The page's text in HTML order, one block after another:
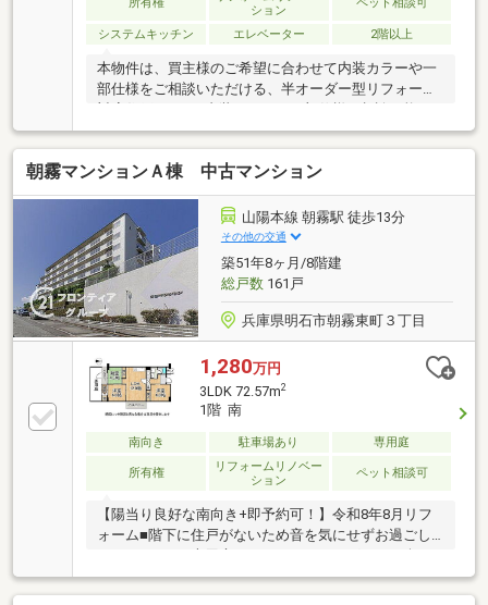
所有権
ション
ペット相談可
システムキッチン エレベーター 2階以上
本物件は、買主様のご希望に合わせて内装カラーや一
部仕様をご相談いただける、半オーダー型リフォーム
す。■買主様のお好みに合わせたリフォーム提案が可
能です。■完成前のため、暮らし方に合わせた住まい
づくりを検討できます。■中古マンション購入とリフ
ォームをまとめて考えやすい住戸です。■シンプル、
ホテルライク、ナチュラル、モダンなどのテイストも
相談可能です。■リフォーム内容や仕様は打ち合わせ
のうえ決定予定です。
朝霧マンションＡ棟 中古マンション
山陽本線 朝霧駅 徒歩13分
その他の交通
築51年8ヶ月/8階建
総戸数161戸
兵庫県明石市朝霧東町３丁目
1,280万円
3LDK 72.57m2
1階 南
南向き 駐車場あり 専用庭
所有権
リフォームリノベー
ション
ペット相談可
【陽当り良好な南向き+即予約可！】令和8年8月リフ
ォーム■階下に住戸がないため音を気にせずお過ごし
めます■大切なペットと一緒に暮らせます